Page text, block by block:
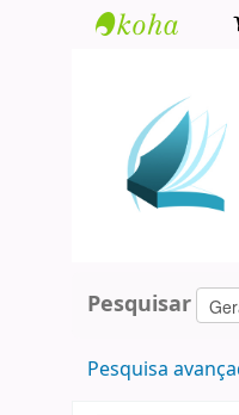
Agamenon
Magalhães
Pesquisar
Pesquisa